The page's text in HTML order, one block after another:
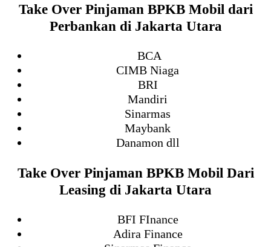
Take Over Pinjaman BPKB Mobil dari
Perbankan di Jakarta Utara
BCA
CIMB Niaga
BRI
Mandiri
Sinarmas
Maybank
Danamon dll
Take Over Pinjaman BPKB Mobil Dari
Leasing di Jakarta Utara
BFI FInance
Adira Finance